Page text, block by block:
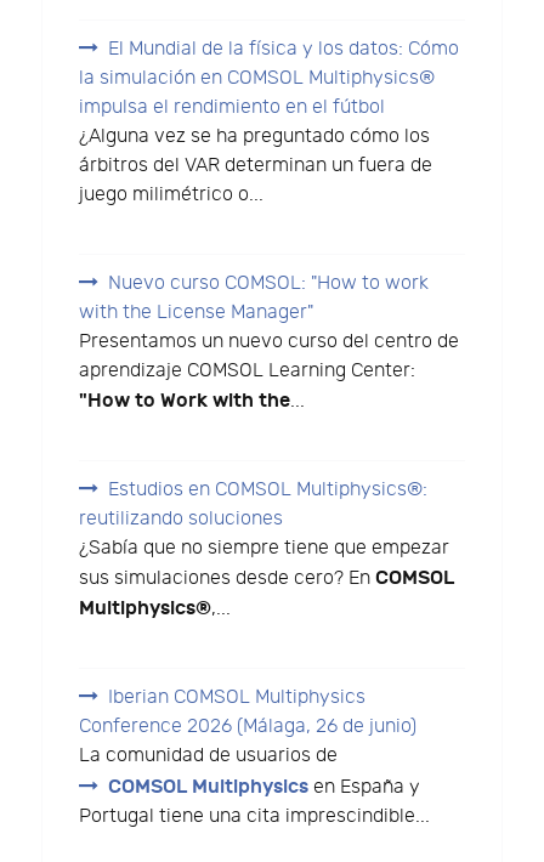
El Mundial de la física y los datos: Cómo
la simulación en COMSOL Multiphysics®
impulsa el rendimiento en el fútbol
¿Alguna vez se ha preguntado cómo los
árbitros del VAR determinan un fuera de
juego milimétrico o...
Nuevo curso COMSOL: "How to work
with the License Manager"
Presentamos un nuevo curso del centro de
aprendizaje COMSOL Learning Center:
"How to Work with the...
Estudios en COMSOL Multiphysics®:
reutilizando soluciones
¿Sabía que no siempre tiene que empezar
sus simulaciones desde cero? En COMSOL
Multiphysics®,...
Iberian COMSOL Multiphysics
Conference 2026 (Málaga, 26 de junio)
La comunidad de usuarios de
COMSOL Multiphysics en España y
Portugal tiene una cita imprescindible...